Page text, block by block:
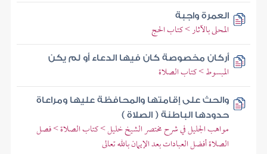
العمرة واجبة
المحلى بالآثار > كتاب الحج
أركان مخصوصة كان فيها الدعاء أو لم يكن
المبسوط > كتاب الصلاة
والحث على إقامتها والمحافظة عليها ومراعاة
حدودها الباطنة ( الصلاة )
مواهب الجليل في شرح مختصر الشيخ خليل > كتاب الصلاة > فصل
الصلاة أفضل العبادات بعد الإيمان بالله تعالى